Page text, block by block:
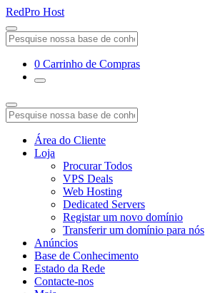
RedPro Host
0 Carrinho de Compras
Área do Cliente
Loja
Procurar Todos
VPS Deals
Web Hosting
Dedicated Servers
Registar um novo domínio
Transferir um domínio para nós
Anúncios
Base de Conhecimento
Estado da Rede
Contacte-nos